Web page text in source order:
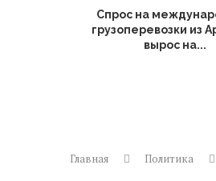
Спрос на
грузоперевозки из
вырос на...
Главная Политика